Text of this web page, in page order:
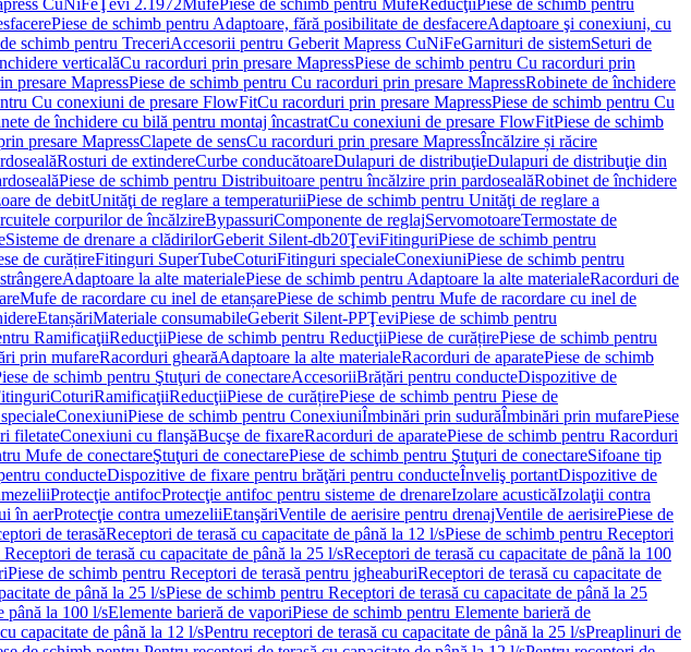
CuNiFeŢevi 2.1972MufePiese de schimb pentru MufeReducţiiPiese de schimb pentru
Piese de schimb pentru Adaptoare, fără posibilitate de desfacereAdaptoare şi conexiuni, cu
schimb pentru TreceriAccesorii pentru Geberit Mapress CuNiFeGarnituri de sistemSeturi de
verticalăCu racorduri prin presare MapressPiese de schimb pentru Cu racorduri prin
presare MapressPiese de schimb pentru Cu racorduri prin presare MapressRobinete de închidere
Cu conexiuni de presare FlowFitCu racorduri prin presare MapressPiese de schimb pentru Cu
de închidere cu bilă pentru montaj încastratCu conexiuni de presare FlowFitPiese de schimb
presare MapressClapete de sensCu racorduri prin presare MapressÎncălzire și răcire
Rosturi de extindereCurbe conducătoareDulapuri de distribuţieDulapuri de distribuţie din
Piese de schimb pentru Distribuitoare pentru încălzire prin pardosealăRobinet de închidere
de debitUnităţi de reglare a temperaturiiPiese de schimb pentru Unităţi de reglare a
corpurilor de încălzireBypassuriComponente de reglajServomotoareTermostate de
Sisteme de drenare a clădirilorGeberit Silent-db20ŢeviFitinguriPiese de schimb pentru
de curățireFitinguri SuperTubeCoturiFitinguri specialeConexiuniPiese de schimb pentru
Adaptoare la alte materialePiese de schimb pentru Adaptoare la alte materialeRacorduri de
Mufe de racordare cu inel de etanșarePiese de schimb pentru Mufe de racordare cu inel de
EtanșăriMateriale consumabileGeberit Silent-PPŢeviPiese de schimb pentru
RamificaţiiReducţiiPiese de schimb pentru ReducţiiPiese de curățirePiese de schimb pentru
prin mufareRacorduri ghearăAdaptoare la alte materialeRacorduri de aparatePiese de schimb
de schimb pentru Ştuţuri de conectareAccesoriiBrățări pentru conducteDispozitive de
CoturiRamificaţiiReducţiiPiese de curățirePiese de schimb pentru Piese de
ConexiuniPiese de schimb pentru ConexiuniÎmbinări prin sudurăÎmbinări prin mufarePiese
filetateConexiuni cu flanşăBucşe de fixareRacorduri de aparatePiese de schimb pentru Racorduri
Mufe de conectareŞtuţuri de conectarePiese de schimb pentru Ştuţuri de conectareSifoane tip
conducteDispozitive de fixare pentru brăţări pentru conducteÎnveliş portantDispozitive de
Protecţie antifocProtecţie antifoc pentru sisteme de drenareIzolare acusticăIzolaţii contra
în aerProtecţie contra umezeliiEtanşăriVentile de aerisire pentru drenajVentile de aerisirePiese de
de terasăReceptori de terasă cu capacitate de până la 12 l/sPiese de schimb pentru Receptori
de terasă cu capacitate de până la 25 l/sReceptori de terasă cu capacitate de până la 100
Piese de schimb pentru Receptori de terasă pentru jgheaburiReceptori de terasă cu capacitate de
de până la 25 l/sPiese de schimb pentru Receptori de terasă cu capacitate de până la 25
până la 100 l/sElemente barieră de vaporiPiese de schimb pentru Elemente barieră de
capacitate de până la 12 l/sPentru receptori de terasă cu capacitate de până la 25 l/sPreaplinuri de